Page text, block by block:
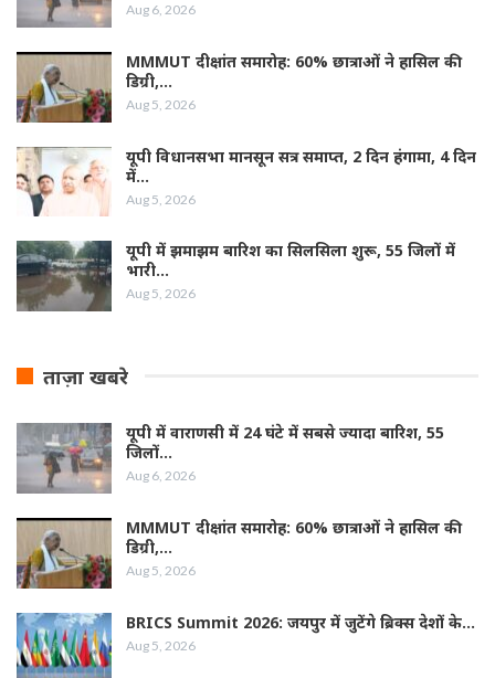
Aug 6, 2026
MMMUT दीक्षांत समारोह: 60% छात्राओं ने हासिल की
डिग्री,…
Aug 5, 2026
यूपी विधानसभा मानसून सत्र समाप्त, 2 दिन हंगामा, 4 दिन
में…
Aug 5, 2026
यूपी में झमाझम बारिश का सिलसिला शुरू, 55 जिलों में
भारी…
Aug 5, 2026
ताज़ा खबरे
यूपी में वाराणसी में 24 घंटे में सबसे ज्यादा बारिश, 55
जिलों…
Aug 6, 2026
MMMUT दीक्षांत समारोह: 60% छात्राओं ने हासिल की
डिग्री,…
Aug 5, 2026
BRICS Summit 2026: जयपुर में जुटेंगे ब्रिक्स देशों के…
Aug 5, 2026